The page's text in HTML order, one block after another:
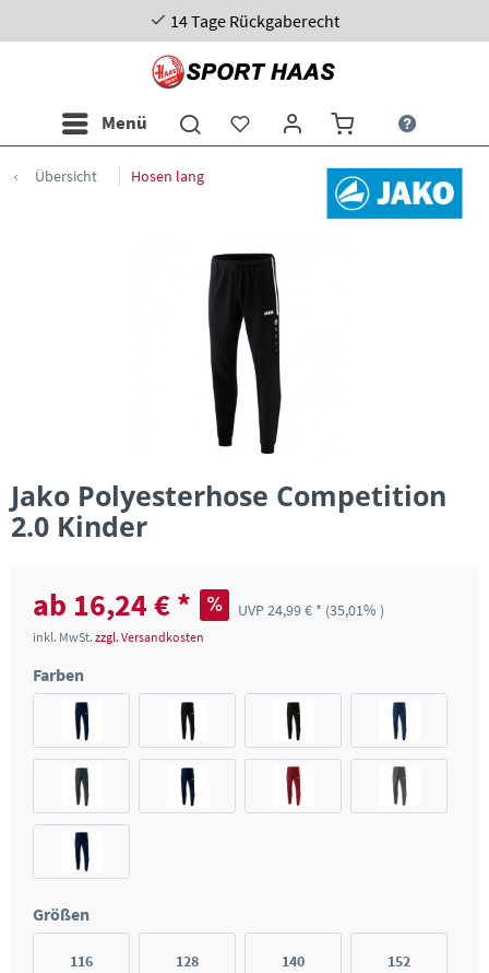
14 Tage Rückgaberecht
Menü
Übersicht Hosen lang
Jako Polyesterhose Competition
2.0 Kinder
ab 16,24 € * UVP 24,99 € * (35,01% )
inkl. MwSt. zzgl. Versandkosten
Farben
Größen
116 128 140 152